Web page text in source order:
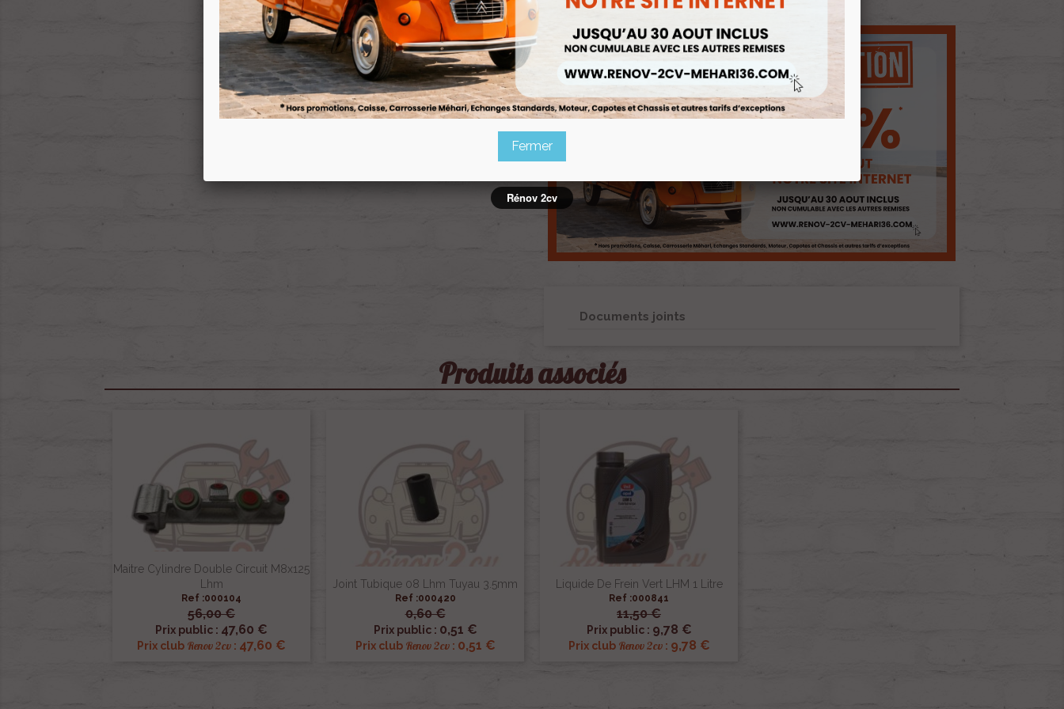
Documents joints
Produits associés
Maitre Cylindre Double Circuit M8x125
Lhm
Ref :000104
56,00 €
Prix public : 47,60 €
Prix club Renov 2cv : 47,60 €
 Aperçu rapide
Joint Tubique 08 Lhm Tuyau 3.5mm
Ref :000420
0,60 €
Prix public : 0,51 €
Prix club Renov 2cv: 0,51 €
 Aperçu rapide
Liquide De Frein Vert LHM 1 Litre
Ref :000841
11,50 €
Prix public : 9,78 €
Prix club Renov 2cv: 9,78 €
 Aperçu rapide
Fermer
Rénov 2cv